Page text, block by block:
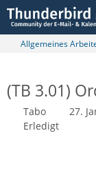
Allgemeines
(TB 3.01)
Tabo 27.
Erledigt